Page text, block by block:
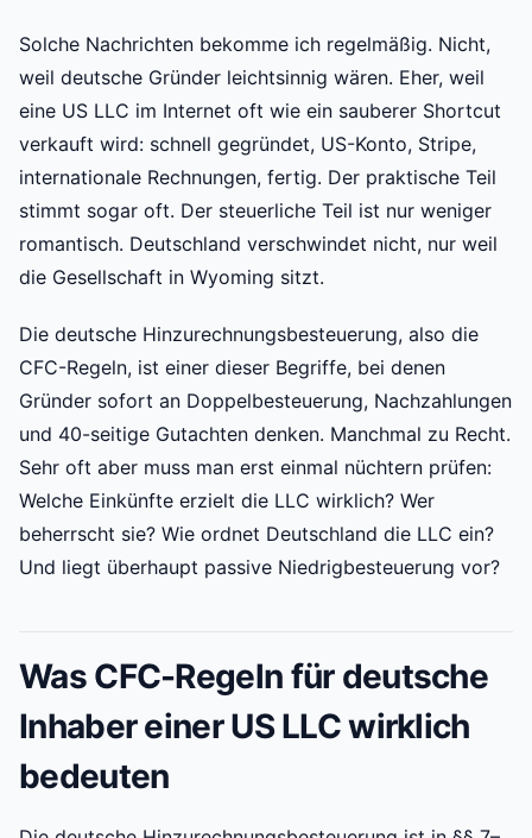
Solche Nachrichten bekomme ich regelmäßig. Nicht,
weil deutsche Gründer leichtsinnig wären. Eher, weil
eine US LLC im Internet oft wie ein sauberer Shortcut
verkauft wird: schnell gegründet, US-Konto, Stripe,
internationale Rechnungen, fertig. Der praktische Teil
stimmt sogar oft. Der steuerliche Teil ist nur weniger
romantisch. Deutschland verschwindet nicht, nur weil
die Gesellschaft in Wyoming sitzt.
Die deutsche Hinzurechnungsbesteuerung, also die
CFC-Regeln, ist einer dieser Begriffe, bei denen
Gründer sofort an Doppelbesteuerung, Nachzahlungen
und 40-seitige Gutachten denken. Manchmal zu Recht.
Sehr oft aber muss man erst einmal nüchtern prüfen:
Welche Einkünfte erzielt die LLC wirklich? Wer
beherrscht sie? Wie ordnet Deutschland die LLC ein?
Und liegt überhaupt passive Niedrigbesteuerung vor?
Was CFC-Regeln für deutsche
Inhaber einer US LLC wirklich
bedeuten